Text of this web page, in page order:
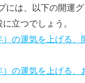
には、以下の開運
立つでしょう。
の運気を上げる、
の運気を上げる、